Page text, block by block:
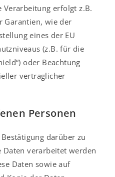
Verarbeitung erfolgt z.B.
Garantien, wie der
eines der EU
(z.B. für die
oder Beachtung
vertraglicher
Personen
darüber zu
verarbeitet werden
Daten sowie auf